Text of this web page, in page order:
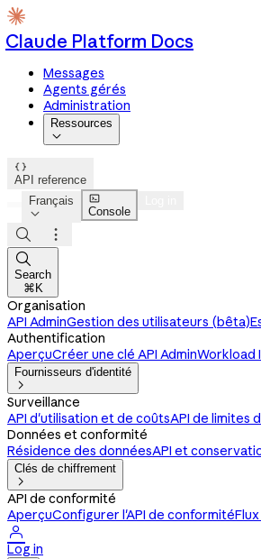
Claude Platform Docs
Messages
Agents gérés
Administration
Ressources


API reference
Français


Console



Search
⌘K
Organisation
API AdminGestion des utilisateurs (bêta)
Authentification
AperçuCréer une clé API AdminWorkload
Fournisseurs d'identité

Surveillance
API d'utilisation et de coûtsAPI de limites
Données et conformité
Résidence des donnéesAPI et
Clés de chiffrement

API de conformité
AperçuConfigurer l'API de conformité

Log in